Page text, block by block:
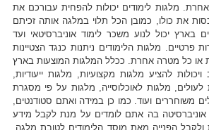
מלגות לימודים יכולות להפחית עבורכם את
את כולו, כמובן הכל תלוי במלגה אותה זכיתם
בארץ יכול לנוע משכר לימוד אוניברסיטאי ועד
פרטיים. מלגות הלימודים ניתנות כנגד הצטיינות
או כל מטרה אחרת. ככלל המלגות המוצעות בארץ
להציע מלגות מקצועיות, מלגות ייעודיות,
לעולים, מלגות לאוכלוסייה, מלגות על פי מסגרת
משוחררים ועוד. כמו כן במידה ואתם סטודנטים,
אוניברסיטה בה אתם לומדים על מנת לקבל מידע
ולקבל הפנייה מאת מוסד הלימודים לטובת מלגה.